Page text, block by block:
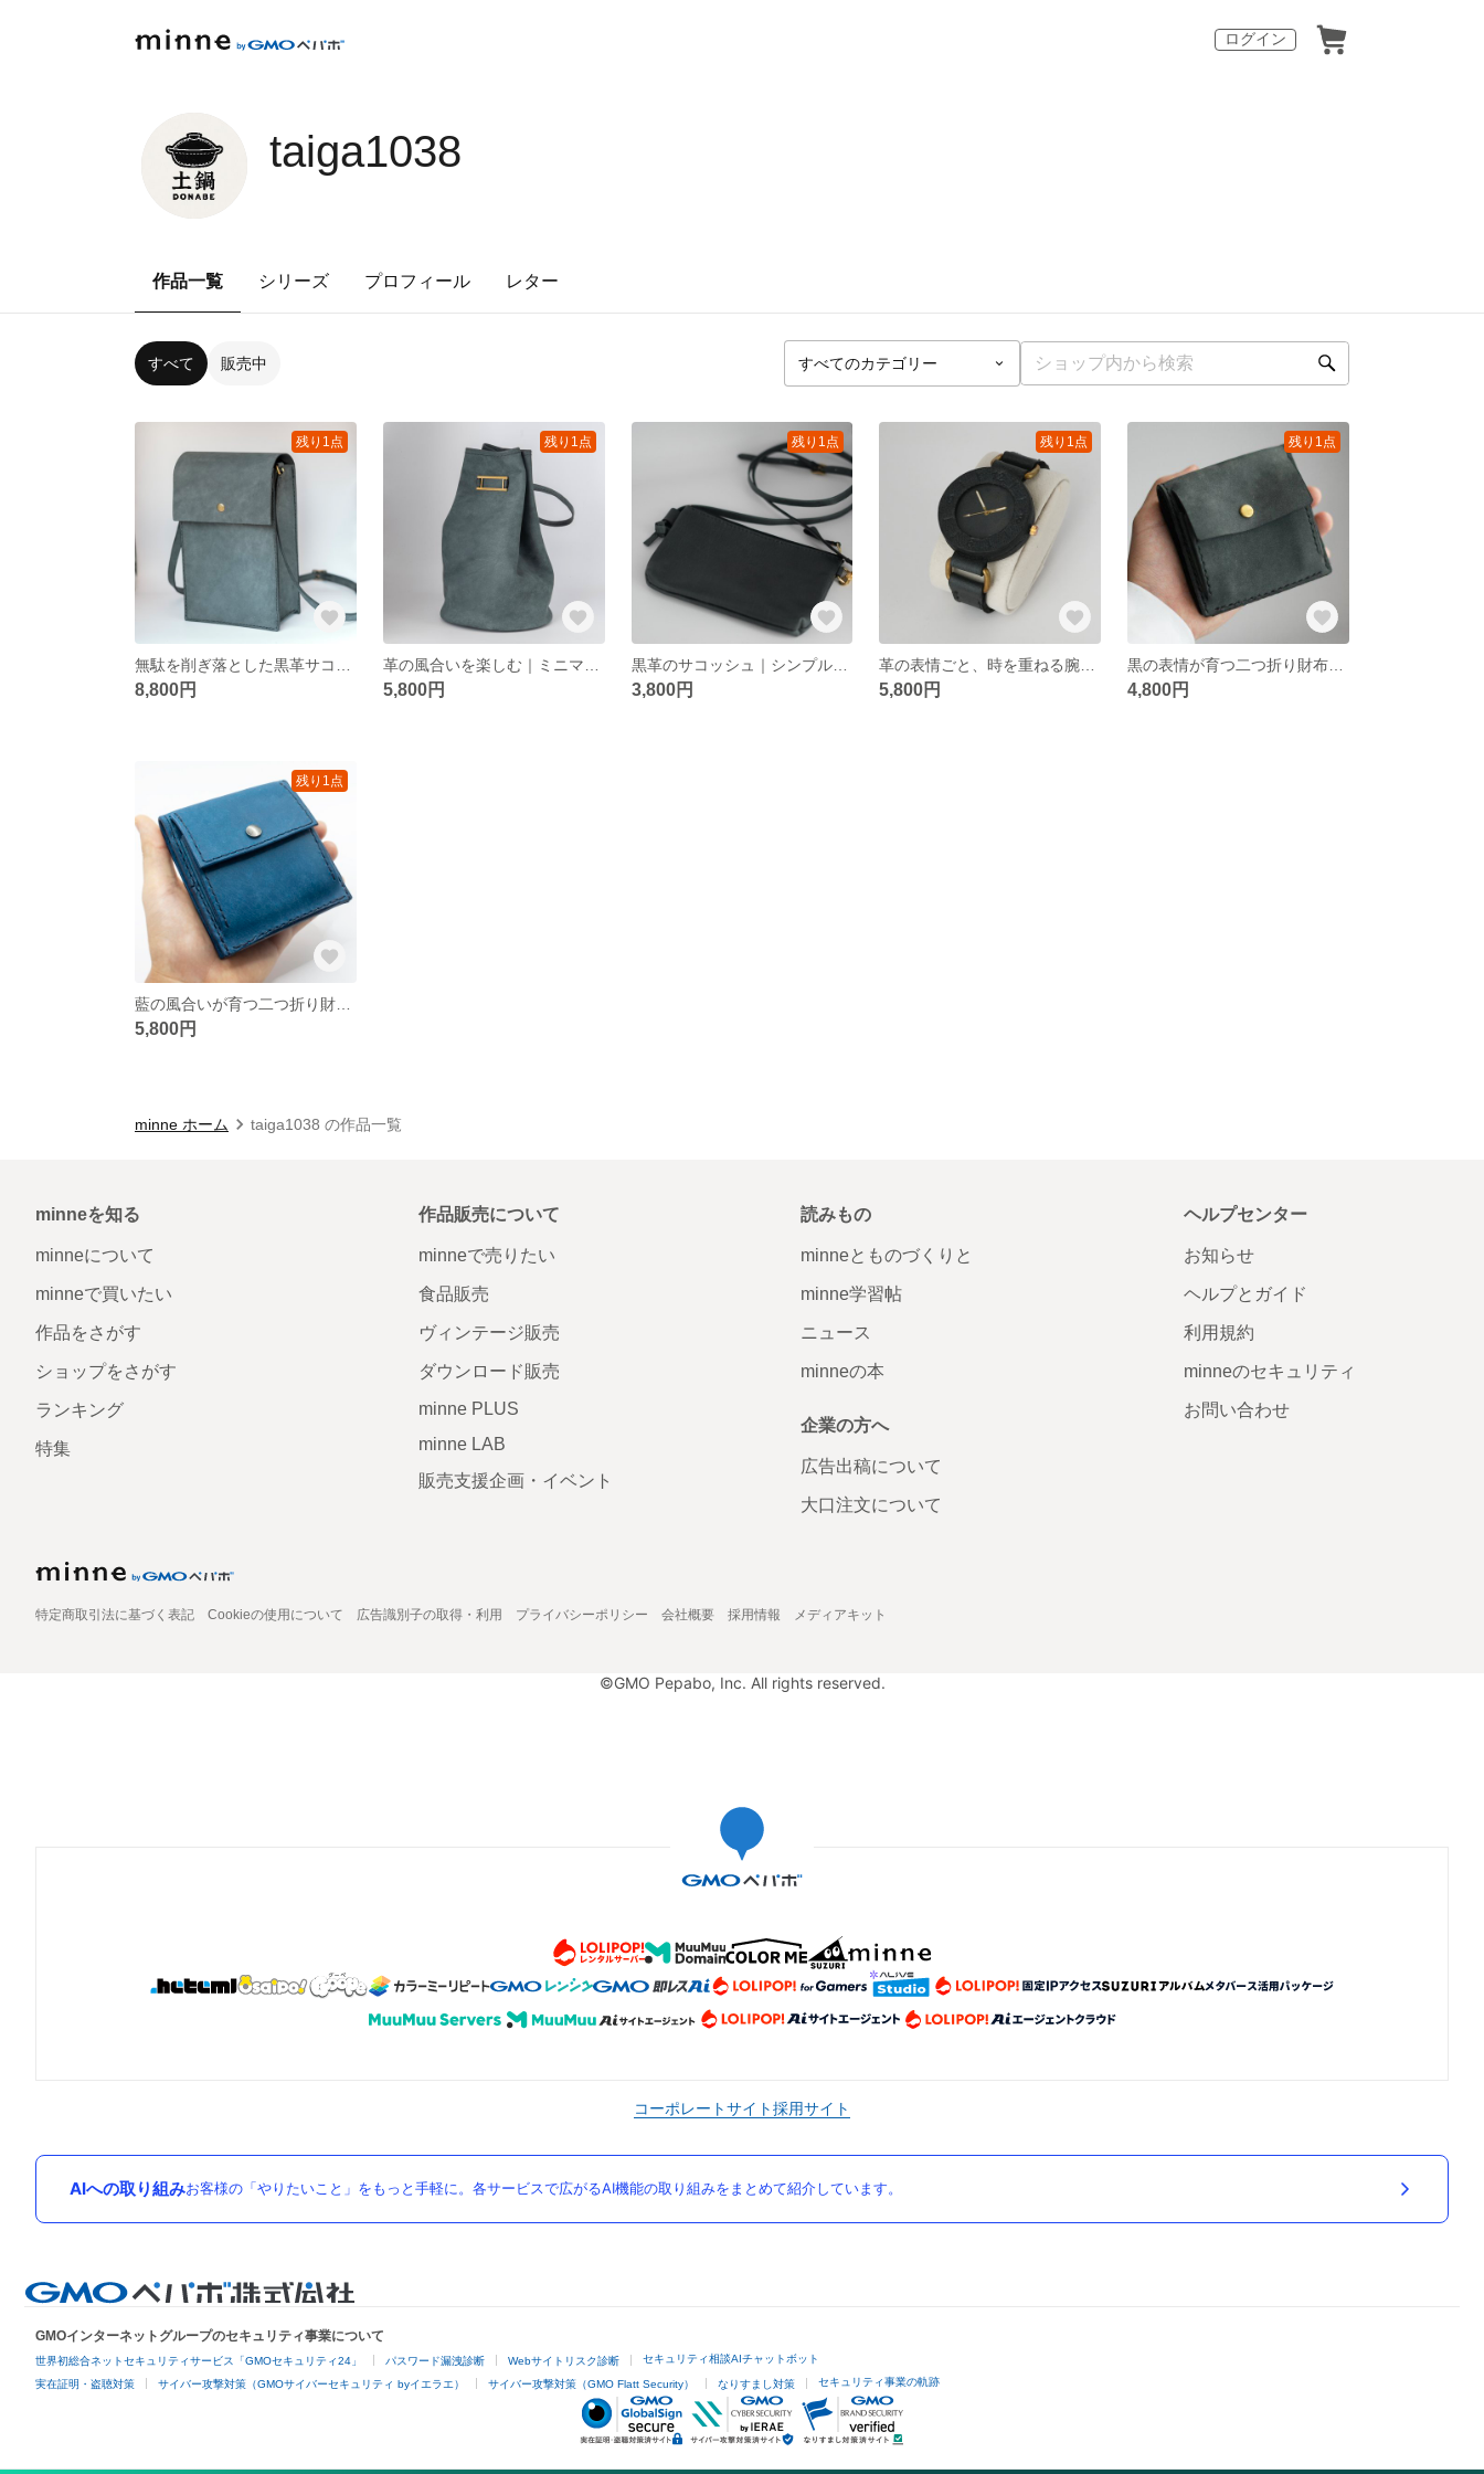
ログイン
taiga1038
作品一覧 シリーズ プロフィール レター
すべて 販売中
残り1点
8,800円
残り1点
5,800円
残り1点
黒革のサコッシュ｜シンプルで上質な本革ミニショルダー
3,800円
残り1点
5,800円
残り1点
4,800円
残り1点
5,800円
minne ホーム taiga1038 の作品一覧
minneを知る
minneについて
minneで買いたい
作品をさがす
ショップをさがす
ランキング
特集
作品販売について
minneで売りたい
食品販売
ヴィンテージ販売
ダウンロード販売
minne PLUS
minne LAB
販売支援企画・イベント
読みもの
minneとものづくりと
minne学習帖
ニュース
minneの本
企業の方へ
広告出稿について
大口注文について
ヘルプセンター
お知らせ
ヘルプとガイド
利用規約
minneのセキュリティ
お問い合わせ
特定商取引法に基づく表記 Cookieの使用について 広告識別子の取得・利用 プライバシーポリシー 会社概要 採用情報 メディアキット
©GMO Pepabo, Inc. All rights reserved.
コーポレートサイト採用サイト
AIへの取り組みお客様の「やりたいこと」をもっと手軽に。各サービスで広がるAI機能の取り組みをまとめて紹介しています。
GMOインターネットグループのセキュリティ事業について
世界初総合ネットセキュリティサービス「GMOセキュリティ24」 パスワード漏洩診断 Webサイトリスク診断 セキュリティ相談AIチャットボット
実在証明・盗聴対策 サイバー攻撃対策（GMOサイバーセキュリティ byイエラエ） サイバー攻撃対策（GMO Flatt Security） なりすまし対策 セキュリティ事業の軌跡